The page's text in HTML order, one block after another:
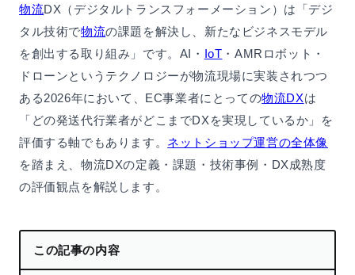
物流DX（デジタルトランスフォーメーション）は「デジ
タル技術で物流の課題を解決し、新たなビジネスモデル
を創出する取り組み」です。AI・ IoT ・AMRロボット・
ドローンというテクノロジーが物流現場に実装されつつ
ある2026年において、EC事業者にとっての物流DXは
「どの発送代行業者がどこまでDXを実現しているか」を
評価する軸でもあります。 ネットショップ運営の全体像
を踏まえ、物流DXの定義・課題・技術事例・DX成熟度
の評価観点を解説します。
この記事の内容